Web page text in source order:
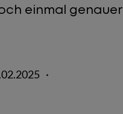
einmal genauer
·